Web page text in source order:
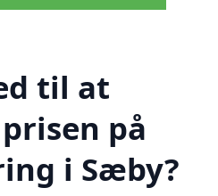
til at
på
i Sæby?